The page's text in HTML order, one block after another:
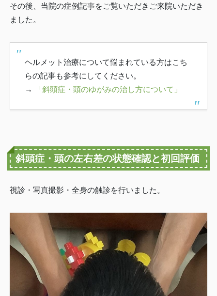
その後、当院の症例記事をご覧いただきご来院いただき
ました。
ヘルメット治療について悩まれている方はこち
らの記事も参考にしてください。
→
「斜頭症・頭のゆがみの治し方について」
斜頭症・頭の左右差の状態確認と初回評価
視診・写真撮影・全身の触診を行いました。